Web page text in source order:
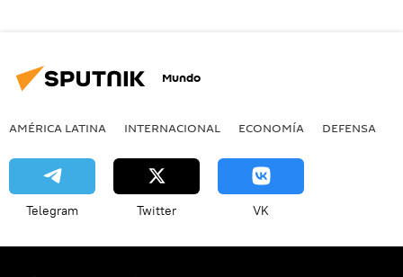
Mundo
AMÉRICA LATINA INTERNACIONAL ECONOMÍA DEFENSA
Telegram Twitter VK